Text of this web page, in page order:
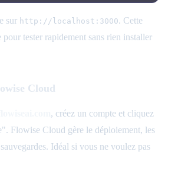
sur http://localhost:3000. Cette
pour tester rapidement sans rien installer
Cloud
, créez un compte et cliquez
Flowise Cloud gère le déploiement, les
Idéal si vous ne voulez pas